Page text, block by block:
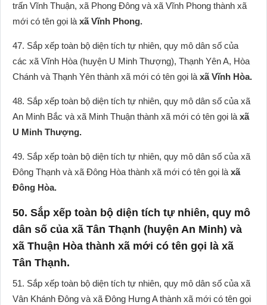
trấn Vĩnh Thuận, xã Phong Đông và xã Vĩnh Phong thành xã
mới có tên gọi là xã Vĩnh Phong.
47. Sắp xếp toàn bộ diện tích tự nhiên, quy mô dân số của
các xã Vĩnh Hòa (huyện U Minh Thượng), Thạnh Yên A, Hòa
Chánh và Thạnh Yên thành xã mới có tên gọi là xã Vĩnh Hòa.
48. Sắp xếp toàn bộ diện tích tự nhiên, quy mô dân số của xã
An Minh Bắc và xã Minh Thuận thành xã mới có tên gọi là xã
U Minh Thượng.
49. Sắp xếp toàn bộ diện tích tự nhiên, quy mô dân số của xã
Đông Thạnh và xã Đông Hòa thành xã mới có tên gọi là xã
Đông Hòa.
50. Sắp xếp toàn bộ diện tích tự nhiên, quy mô
dân số của xã Tân Thạnh (huyện An Minh) và
xã Thuận Hòa thành xã mới có tên gọi là xã
Tân Thạnh.
51. Sắp xếp toàn bộ diện tích tự nhiên, quy mô dân số của xã
Vân Khánh Đông và xã Đông Hưng A thành xã mới có tên gọi